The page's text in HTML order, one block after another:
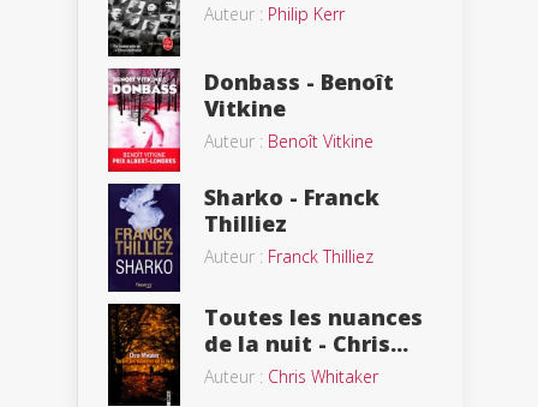
Auteur : Philip Kerr
Donbass - Benoît
Vitkine
Auteur : Benoît Vitkine
Sharko - Franck
Thilliez
Auteur : Franck Thilliez
Toutes les nuances
de la nuit - Chris...
Auteur : Chris Whitaker